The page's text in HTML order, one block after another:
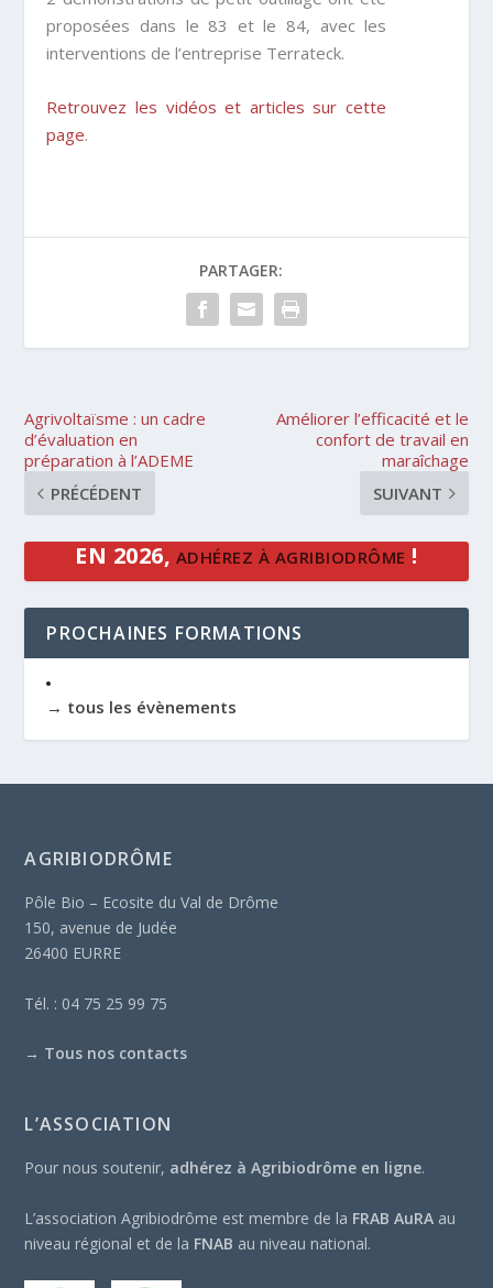
proposées dans le 83 et le 84, avec les
interventions de l’entreprise Terrateck.
Retrouvez les vidéos et articles sur cette
page.
PARTAGER:
Agrivoltaïsme : un cadre
d’évaluation en
préparation à l’ADEME
PRÉCÉDENT
Améliorer l’efficacité et le
confort de travail en
maraîchage
SUIVANT
EN 2026, ADHÉREZ À AGRIBIODRÔME !
PROCHAINES FORMATIONS
→ tous les évènements
AGRIBIODRÔME
Pôle Bio – Ecosite du Val de Drôme
150, avenue de Judée
26400 EURRE
Tél. : 04 75 25 99 75
→ Tous nos contacts
L’ASSOCIATION
Pour nous soutenir, adhérez à Agribiodrôme en ligne.
L’association Agribiodrôme est membre de la FRAB AuRA au
niveau régional et de la FNAB au niveau national.